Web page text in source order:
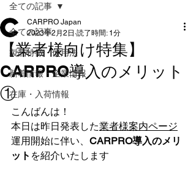
全ての記事
製品特徴・使用法
新着情報・企業情報
在庫・入荷情報
全ての記事
【業者様向け特集】
CARPRO導入のメリット
①
CARPRO Japan
2023年2月2日 読了時間: 1分
こんばんは！
本日は昨日発表した業者様案内ページ
運用開始に伴い、 CARPRO導入のメリ
ット を紹介いたします